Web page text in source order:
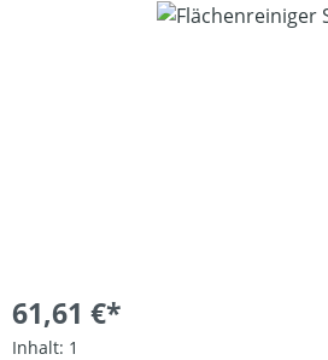
Bildergalerie überspringen
61,61 €*
Inhalt: 1